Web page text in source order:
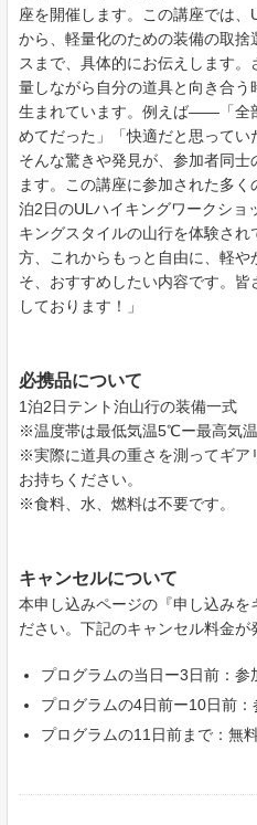
座を開催します。この講座では
から、軽量化のための装備の取
スまで、具体的にお伝えします
量しながら自分の道具と向き合
生まれています。例えば——「全
めてだった」「快適だと思ってい
そんな驚きや発見が、参加者同
ます。この講座に参加された多
泊2日のULハイキングワークショ
キングスタイルの山行を体験さ
方、これからもっと自由に、軽や
そ、おすすめしたい内容です。
しております！」
必携品について
1泊2日テント泊山行の装備一式
※温度帯は最低気温5℃ー最高気
※実際に道具の重さを測ってギア
お持ちください。
※食料、水、燃料は不要です。
キャンセルについて
本申し込みページの『申し込みを
ださい。下記のキャンセル料金が
プログラムの当日ー3日前：参
プログラムの4日前ー10日前：
プログラムの11日前まで：無